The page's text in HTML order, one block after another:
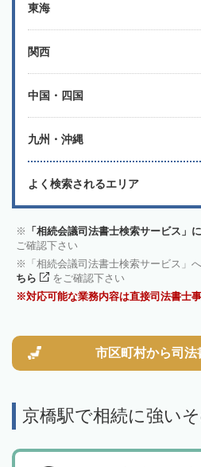
東海
関西
中国・四国
九州・沖縄
よく検索されるエリア
「相続会議司法書士検索サービス」
ご確認下さい
「相続会議司法書士検索サービス」
ちら
をご確認下さい
対応可能な業務内容は直接司法書士
市区町村から司法
京橋駅で相続に強い